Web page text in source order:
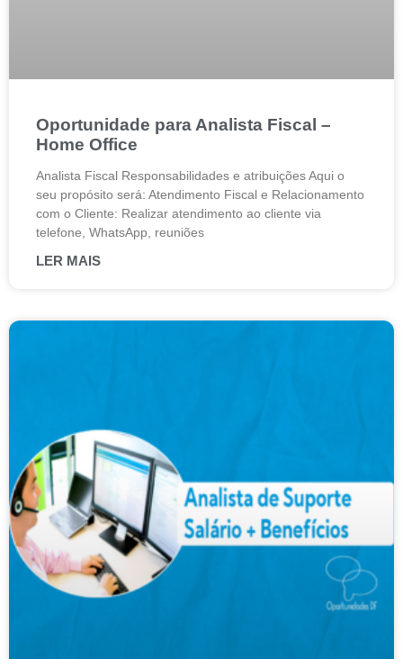
Oportunidade para Analista Fiscal –
Home Office
Analista Fiscal Responsabilidades e atribuições Aqui o
seu propósito será: Atendimento Fiscal e Relacionamento
com o Cliente: Realizar atendimento ao cliente via
telefone, WhatsApp, reuniões
LER MAIS